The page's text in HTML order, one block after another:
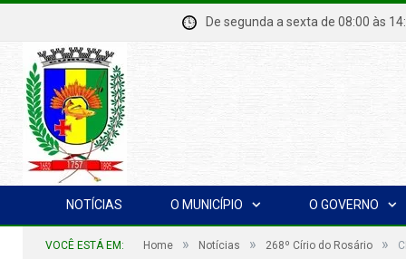
De segunda a sexta de 08:00
NOTÍCIAS O MUNICÍPIO O GOVERNO
VOCÊ ESTÁ EM: Home » Notícias » 268º Círio do Rosário »